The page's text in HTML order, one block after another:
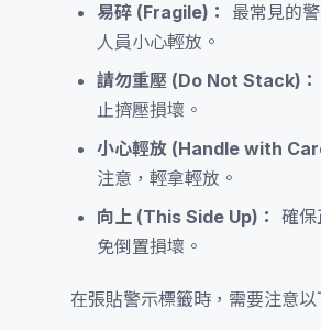
易碎 (Fragile)：
最常見的
人員小心輕放。
請勿重壓 (Do Not Stack)：
止擠壓損壞。
小心輕放 (Handle with
注意，輕拿輕放。
向上 (This Side Up)： 確保
免倒置損壞。
在張貼警示標籤時，需要注意以